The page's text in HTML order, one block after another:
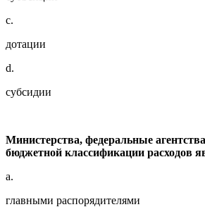
c.
дотации
d.
субсидии
Министерства, федеральные
бюджетной классификации расходов
a.
главными распорядителями